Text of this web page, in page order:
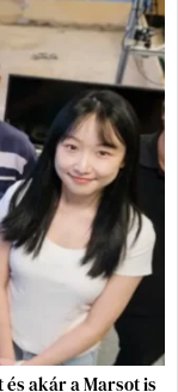
akár a Marsot is